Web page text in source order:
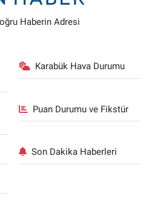
Haberin Adresi
Karabük Hava Durumu
Puan Durumu ve Fikstür
Son Dakika Haberleri